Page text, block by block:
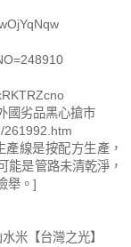
國劣品黑心搶市
261992.htm
線是按配方生產，
能是管路未清乾淨，
舉。]
米【台灣之光】